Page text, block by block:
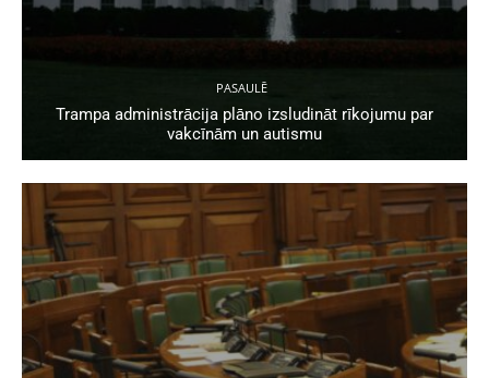
PASAULĒ
Trampa administrācija plāno izsludināt rīkojumu par
vakcīnām un autismu